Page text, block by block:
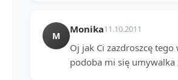
M
Monika11.10.2011
Oj jak Ci zazdroszcę
podoba mi się umywalka